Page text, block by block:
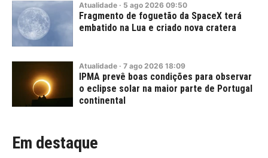
Atualidade · 5 ago 2026 09:50
Fragmento de foguetão da SpaceX terá
embatido na Lua e criado nova cratera
Atualidade · 7 ago 2026 18:09
IPMA prevê boas condições para observar
o eclipse solar na maior parte de Portugal
continental
Em destaque